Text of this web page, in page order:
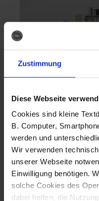
Zustimmung
Diese Webseite
Cookies sind kleine
B. Computer,
werden und
Wir verwenden
unserer Webseite
Einwilligung benötigen.
solche Cookies des
dabei helfen, die
Fotografo: Lorenz
Sternbach
Download